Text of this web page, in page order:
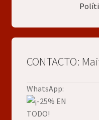
CONTACTO:
WhatsApp: